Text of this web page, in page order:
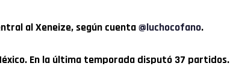
al Xeneize, según cuenta@luchocofano.
En la última temporada disputó 37 partidos.